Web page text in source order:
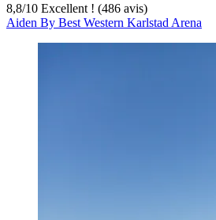
8,8/10 Excellent ! (486 avis)
Aiden By Best Western Karlstad Arena